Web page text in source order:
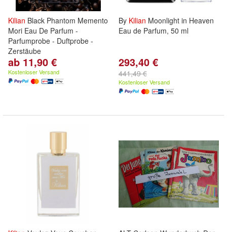
Kilian Black Phantom Memento
Mori Eau De Parfum -
Parfumprobe - Duftprobe -
Zerstäube
ab 11,90 €
Kostenloser Versand
By Kilian Moonlight in Heaven
Eau de Parfum, 50 ml
293,40 €
441,49 €
Kostenloser Versand